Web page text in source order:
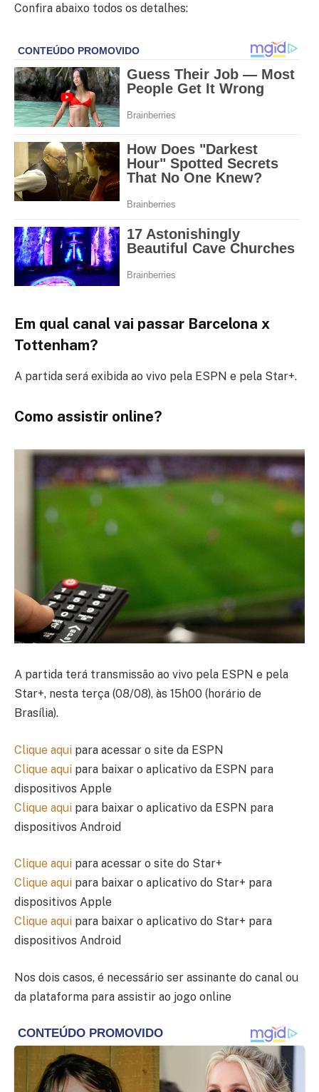
Confira abaixo todos os detalhes:
Em qual canal vai passar Barcelona x
Tottenham?
A partida será exibida ao vivo pela ESPN e pela Star+.
Como assistir online?
A partida terá transmissão ao vivo pela ESPN e pela
Star+, nesta terça (08/08), às 15h00 (horário de
Brasília).
Clique aqui para acessar o site da ESPN
Clique aqui para baixar o aplicativo da ESPN para
dispositivos Apple
Clique aqui para baixar o aplicativo da ESPN para
dispositivos Android
Clique aqui para acessar o site do Star+
Clique aqui para baixar o aplicativo do Star+ para
dispositivos Apple
Clique aqui para baixar o aplicativo do Star+ para
dispositivos Android
Nos dois casos, é necessário ser assinante do canal ou
da plataforma para assistir ao jogo online